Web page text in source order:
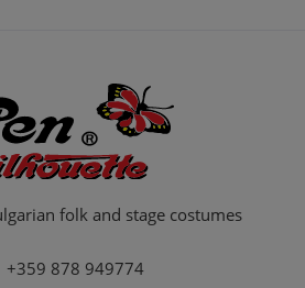
folk and stage costumes
+359 878 949774